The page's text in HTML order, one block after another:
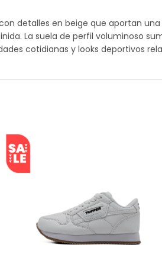
detalles en beige que aportan
La suela de perfil voluminoso
cotidianas y looks deportivos